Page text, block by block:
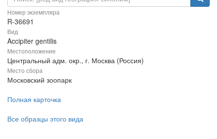
Номер экземпляра
R-36691
Вид
Accipiter gentilis
Местоположение
Центральный адм. окр., г. Москва (Россия)
Место сбора
Московский зоопарк
Полная карточка
Все образцы этого вида